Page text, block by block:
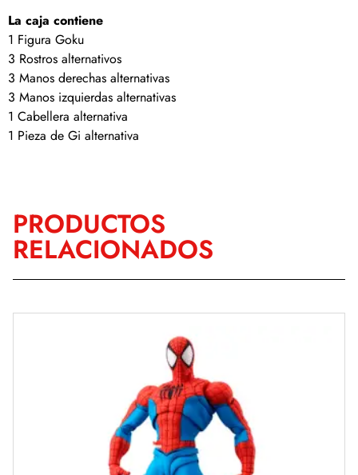
La caja contiene
1 Figura Goku
3 Rostros alternativos
3 Manos derechas alternativas
3 Manos izquierdas alternativas
1 Cabellera alternativa
1 Pieza de Gi alternativa
PRODUCTOS
RELACIONADOS